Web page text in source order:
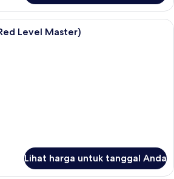
Seprai premium, selimut bulu angsa,
Level Master)
Lihat harga untuk tanggal Anda